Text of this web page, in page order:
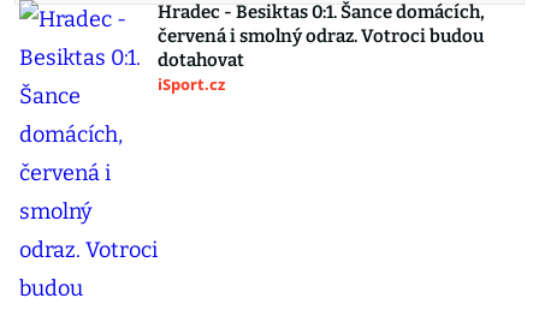
Hradec - Besiktas 0:1. Šance domácích,
červená i smolný odraz. Votroci budou
dotahovat
iSport.cz